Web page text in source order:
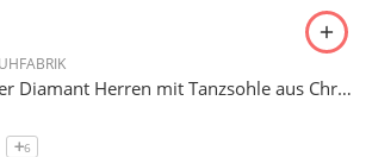
Modell 123 Sneaker Diamant Herren mit Tanzsohle aus Chromleder
6